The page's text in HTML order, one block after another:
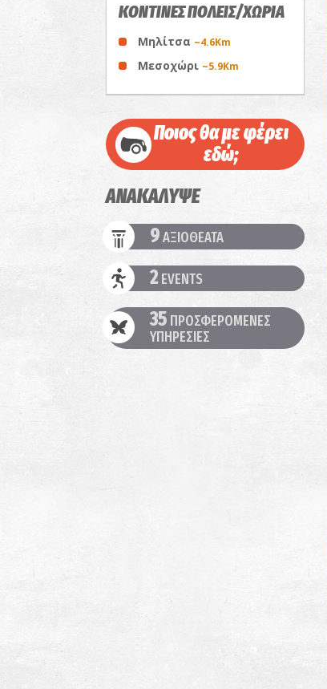
ΚΟΝΤΙΝΕΣ ΠΟΛΕΙΣ/ΧΩΡΙΑ
Μηλίτσα ~4.6Km
Μεσοχώρι ~5.9Km
Ποιος θα με φέρει
εδώ;
ΑΝΑΚΑΛΥΨΕ
9ΑΞΙΟΘΕΑΤΑ
2EVENTS
35 ΠΡΟΣΦΕΡΟΜΕΝΕΣ
ΥΠΗΡΕΣΙΕΣ